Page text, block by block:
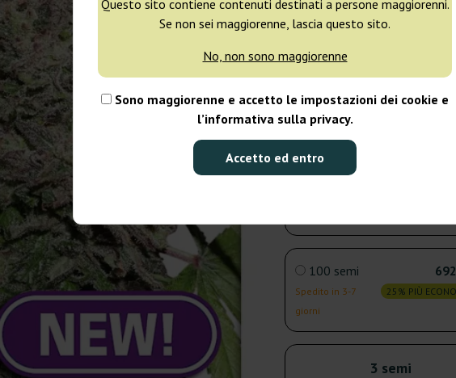
Questo sito contiene contenuti destinati a persone maggiorenni.
Se non sei maggiorenne, lascia questo sito.
No, non sono maggiorenne
Sono maggiorenne e accetto le impostazioni dei cookie e
l’informativa sulla privacy.
Accetto ed entro
Spedito in 24h 25% PIÙ
5 semi
Spedito in 3-7
giorni
25% PIÙ
10 semi
100 semi
Spedito in 3-7
giorni
25% PIÙ
3 semi